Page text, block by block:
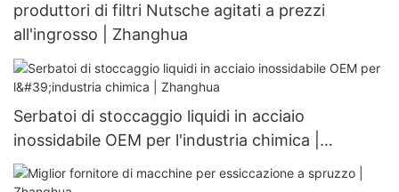
produttori di filtri Nutsche agitati a prezzi
all'ingrosso | Zhanghua
Serbatoi di stoccaggio liquidi in acciaio
inossidabile OEM per l'industria chimica |
Zhanghua